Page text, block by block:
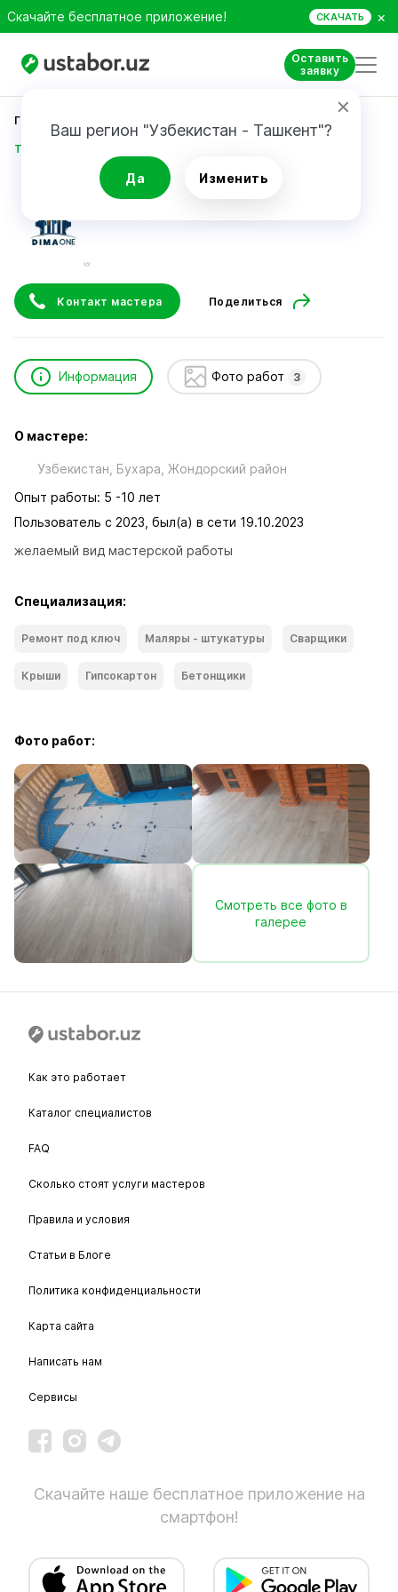
Скачайте бесплатное приложение! СКАЧАТЬ ×
Оставить
заявку
Ваш регион "Узбекистан - Ташкент"?
Да Изменить
Главная
Тошпулотов Дилшод
Тошпулотов Дилшод
Контакт мастера Поделиться
Информация Фото работ 3
О мастере:
Узбекистан, Бухара, Жондорский район
Опыт работы: 5 -10 лет
Пользователь с 2023, был(а) в сети 19.10.2023
желаемый вид мастерской работы
Специализация:
Ремонт под ключ Маляры - штукатуры Сварщики
Крыши Гипсокартон Бетонщики
Фото работ:
Смотреть все фото в
галерее
Как это работает
Каталог специалистов
FAQ
Сколько стоят услуги мастеров
Правила и условия
Статьи в Блоге
Политика конфиденциальности
Карта сайта
Написать нам
Сервисы
Скачайте наше бесплатное приложение на
смартфон!